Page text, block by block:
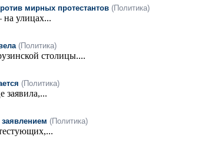
мирных протестантов (Политика)
на улицах...
(Политика)
столицы....
(Политика)
заявила,...
заявлением (Политика)